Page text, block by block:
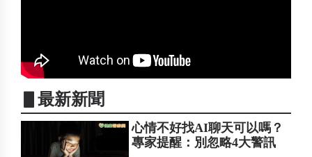
▋最新新聞
心情不好找AI聊天可以嗎？
專家提醒：別忽略4大警訊